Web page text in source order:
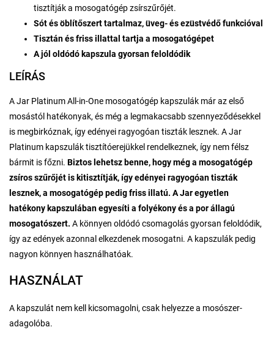
tisztítják a mosogatógép zsírszűrőjét.
Sót és öblítőszert tartalmaz, üveg- és ezüstvédő funkcióval
Tisztán és friss illattal tartja a mosogatógépet
A jól oldódó kapszula gyorsan feloldódik
LEÍRÁS
A Jar Platinum All-in-One mosogatógép kapszulák már az első
mosástól hatékonyak, és még a legmakacsabb szennyeződésekkel
is megbirkóznak, így edényei ragyogóan tiszták lesznek. A Jar
Platinum kapszulák tisztítóerejükkel rendelkeznek, így nem félsz
bármit is főzni. Biztos lehetsz benne, hogy még a mosogatógép
zsíros szűrőjét is kitisztítják, így edényei ragyogóan tiszták
lesznek, a mosogatógép pedig friss illatú. A Jar egyetlen
hatékony kapszulában egyesíti a folyékony és a por állagú
mosogatószert. A könnyen oldódó csomagolás gyorsan feloldódik,
így az edények azonnal elkezdenek mosogatni. A kapszulák pedig
nagyon könnyen használhatóak.
HASZNÁLAT
A kapszulát nem kell kicsomagolni, csak helyezze a mosószer-
adagolóba.